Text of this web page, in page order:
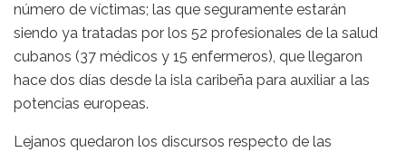
número de víctimas; las que seguramente estarán
siendo ya tratadas por los 52 profesionales de la salud
cubanos (37 médicos y 15 enfermeros), que llegaron
hace dos días desde la isla caribeña para auxiliar a las
potencias europeas.
Lejanos quedaron los discursos respecto de las